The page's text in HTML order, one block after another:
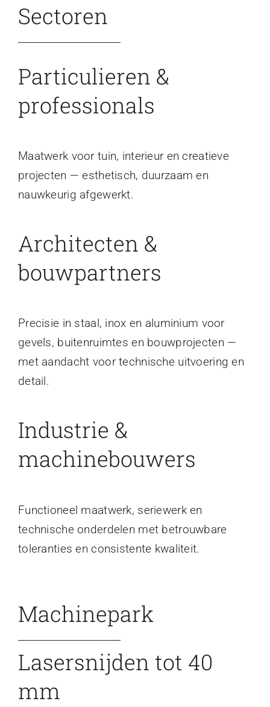
Sectoren
Particulieren &
professionals
Maatwerk voor tuin, interieur en creatieve
projecten — esthetisch, duurzaam en
nauwkeurig afgewerkt.
Architecten &
bouwpartners
Precisie in staal, inox en aluminium voor
gevels, buitenruimtes en bouwprojecten —
met aandacht voor technische uitvoering en
detail.
Industrie &
machinebouwers
Functioneel maatwerk, seriewerk en
technische onderdelen met betrouwbare
toleranties en consistente kwaliteit.
Machinepark
Lasersnijden tot 40
mm